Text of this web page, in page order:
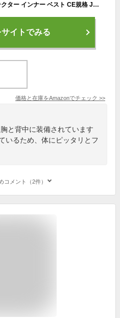
デイトナ(Daytona) バイク プロテクター インナー ベスト CE規格 JMCA推奨 瞬間硬化 ストレッチ生地 HBP-022 ブラック Lサイズ 24066
イトでみる
価格と在庫をAmazonでチェック >>
と背中に装備されています
いるため、体にピッタリとフ
コメント（2件）